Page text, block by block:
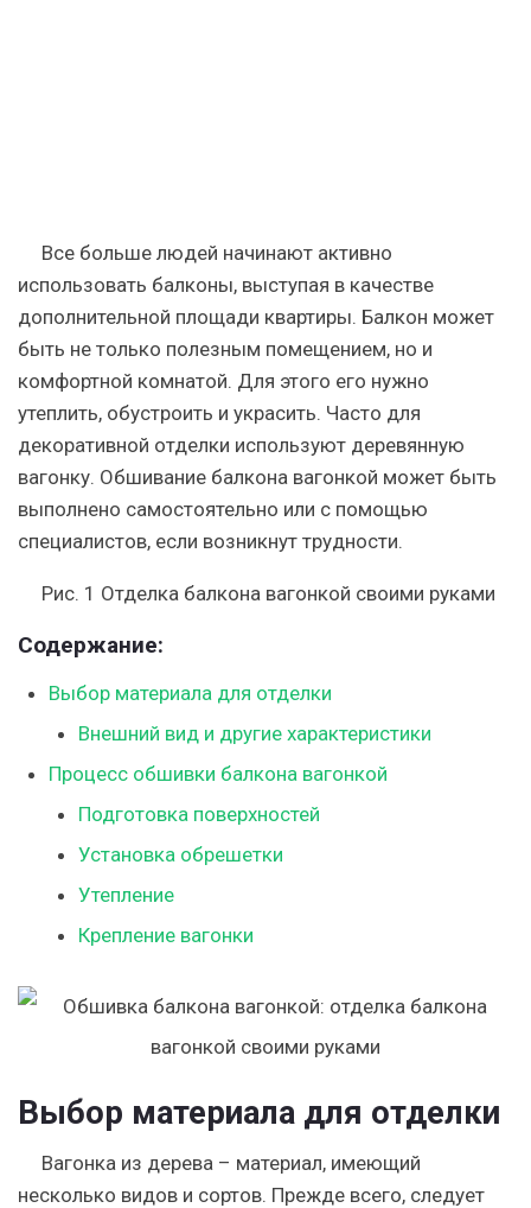
Все больше людей начинают активно
использовать балконы, выступая в качестве
дополнительной площади квартиры. Балкон может
быть не только полезным помещением, но и
комфортной комнатой. Для этого его нужно
утеплить, обустроить и украсить. Часто для
декоративной отделки используют деревянную
вагонку. Обшивание балкона вагонкой может быть
выполнено самостоятельно или с помощью
специалистов, если возникнут трудности.
Рис. 1 Отделка балкона вагонкой своими руками
Содержание:
Выбор материала для отделки
Внешний вид и другие характеристики
Процесс обшивки балкона вагонкой
Подготовка поверхностей
Установка обрешетки
Утепление
Крепление вагонки
Выбор материала для отделки
Вагонка из дерева – материал, имеющий
несколько видов и сортов. Прежде всего, следует